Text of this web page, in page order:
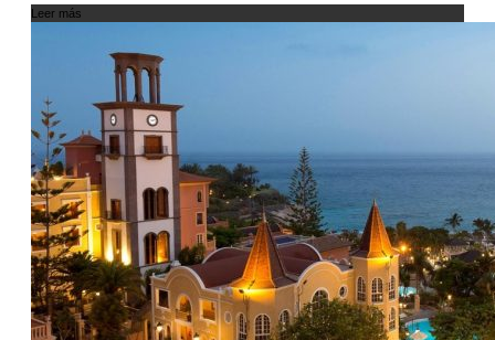
Leer más